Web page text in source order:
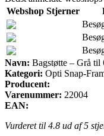
Webshop Stjerner
Navn: Bagstøtte – Grå til
Kategori: Opti Snap-
Producent:
Varenummer: 22004
EAN:
Vurderet til 4.8 ud af 5